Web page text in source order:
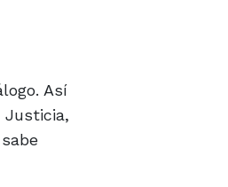
Así
Justicia,